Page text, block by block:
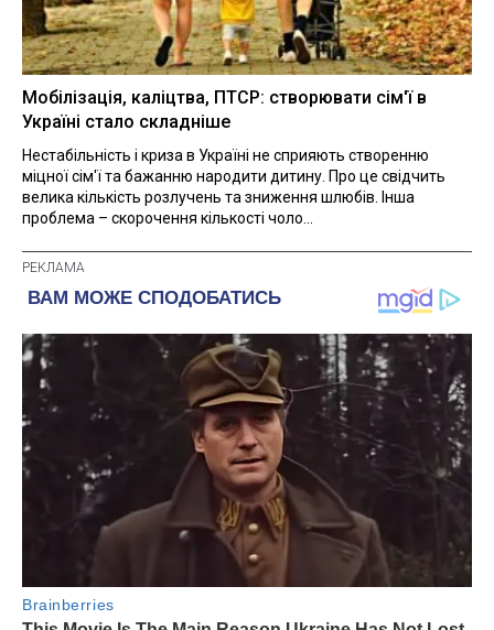
Мобілізація, каліцтва, ПТСР: створювати сім'ї в
Україні стало складніше
Нестабільність і криза в Україні не сприяють створенню
міцної сім'ї та бажанню народити дитину. Про це свідчить
велика кількість розлучень та зниження шлюбів. Інша
проблема – скорочення кількості чоло...